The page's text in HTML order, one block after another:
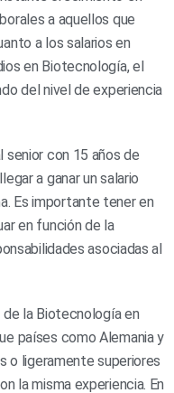
a aquellos que
a los salarios en
en Biotecnología, el
del nivel de experiencia
con 15 años de
a ganar un salario
Es importante tener en
en función de la
asociadas al
la Biotecnología en
países como Alemania y
o ligeramente superiores
la misma experiencia. En